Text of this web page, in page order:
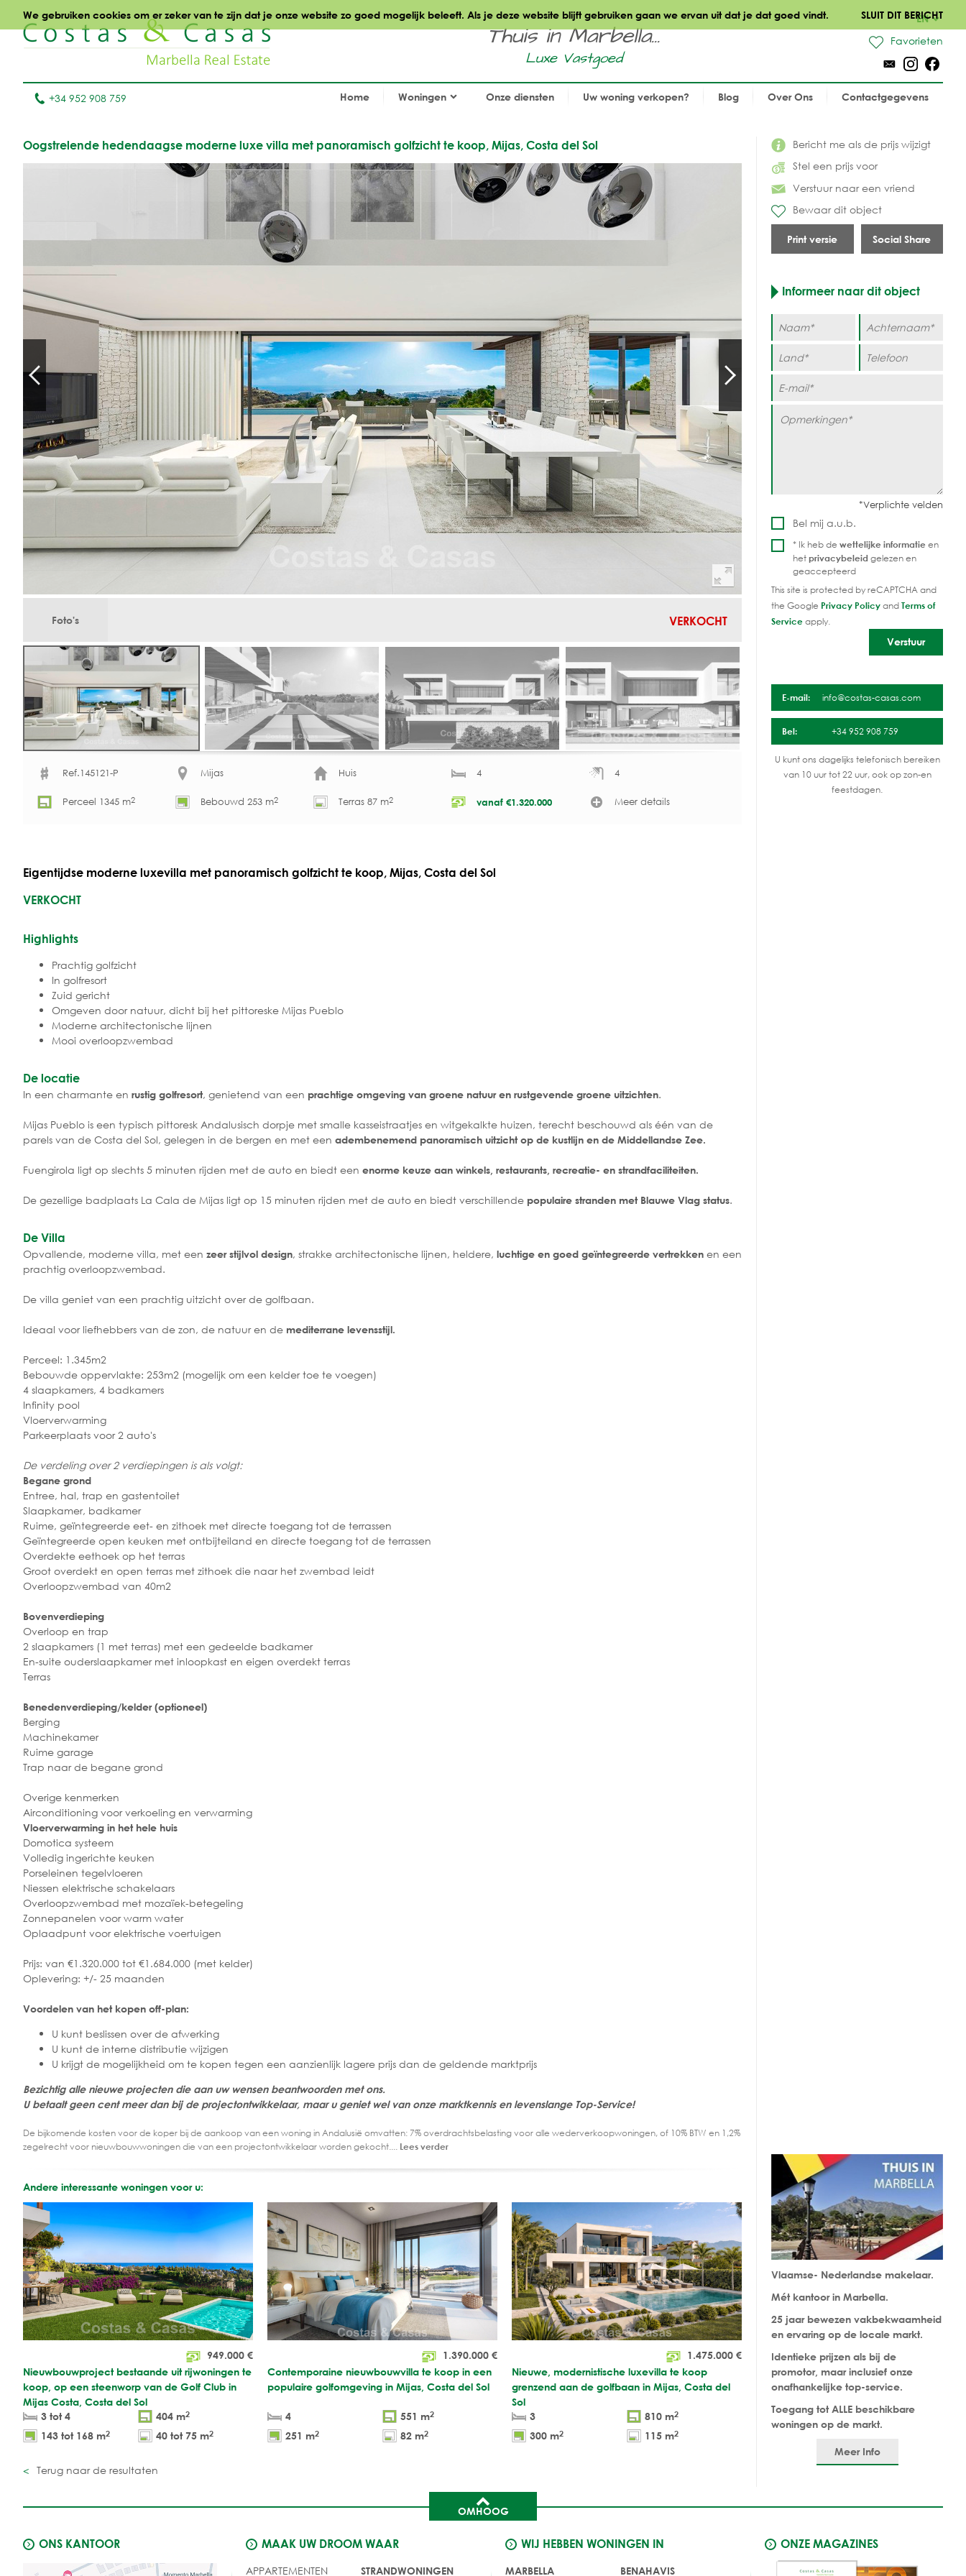
We gebruiken cookies om er zeker van te zijn dat je onze website zo goed mogelijk beleeft. Als je deze website blijft gebruiken gaan we ervan uit dat je dat goed vindt. SLUIT DIT BERICHT
Thuis in Marbella...
Luxe Vastgoed
EN
Favorieten
+34 952 908 759 Home Woningen Onze diensten Uw woning verkopen? Blog Over Ons Contactgegevens
Bericht me als de prijs wijzigt
Stel een prijs voor
Verstuur naar een vriend
Bewaar dit object
Print versie Social Share
Oogstrelende hedendaagse moderne luxe villa met panoramisch golfzicht te koop, Mijas, Costa del Sol
Foto's VERKOCHT
Ref.145121-P Mijas Huis 4 4
Perceel 1345 m2 Bebouwd 253 m2 Terras 87 m2 vanaf €1.320.000 Meer details
Eigentijdse moderne luxevilla met panoramisch golfzicht te koop, Mijas, Costa del Sol
VERKOCHT
Highlights
Prachtig golfzicht
In golfresort
Zuid gericht
Omgeven door natuur, dicht bij het pittoreske Mijas Pueblo
Moderne architectonische lijnen
Mooi overloopzwembad
De locatie
In een charmante en rustig golfresort, genietend van een prachtige omgeving van groene natuur en rustgevende groene uitzichten.
Mijas Pueblo is een typisch pittoresk Andalusisch dorpje met smalle kasseistraatjes en witgekalkte huizen, terecht beschouwd als één van de
parels van de Costa del Sol, gelegen in de bergen en met een adembenemend panoramisch uitzicht op de kustlijn en de Middellandse Zee.
Fuengirola ligt op slechts 5 minuten rijden met de auto en biedt een enorme keuze aan winkels, restaurants, recreatie- en strandfaciliteiten.
De gezellige badplaats La Cala de Mijas ligt op 15 minuten rijden met de auto en biedt verschillende populaire stranden met Blauwe Vlag status.
De Villa
Opvallende, moderne villa, met een zeer stijlvol design, strakke architectonische lijnen, heldere, luchtige en goed geïntegreerde vertrekken en een
prachtig overloopzwembad.
De villa geniet van een prachtig uitzicht over de golfbaan.
Ideaal voor liefhebbers van de zon, de natuur en de mediterrane levensstijl.
Perceel: 1.345m2
Bebouwde oppervlakte: 253m2 (mogelijk om een kelder toe te voegen)
4 slaapkamers, 4 badkamers
Infinity pool
Vloerverwarming
Parkeerplaats voor 2 auto's
De verdeling over 2 verdiepingen is als volgt:
Begane grond
Entree, hal, trap en gastentoilet
Slaapkamer, badkamer
Ruime, geïntegreerde eet- en zithoek met directe toegang tot de terrassen
Geïntegreerde open keuken met ontbijteiland en directe toegang tot de terrassen
Overdekte eethoek op het terras
Groot overdekt en open terras met zithoek die naar het zwembad leidt
Overloopzwembad van 40m2
Bovenverdieping
Overloop en trap
2 slaapkamers (1 met terras) met een gedeelde badkamer
En-suite ouderslaapkamer met inloopkast en eigen overdekt terras
Terras
Benedenverdieping/kelder (optioneel)
Berging
Machinekamer
Ruime garage
Trap naar de begane grond
Overige kenmerken
Airconditioning voor verkoeling en verwarming
Vloerverwarming in het hele huis
Domotica systeem
Volledig ingerichte keuken
Porseleinen tegelvloeren
Niessen elektrische schakelaars
Overloopzwembad met mozaïek-betegeling
Zonnepanelen voor warm water
Oplaadpunt voor elektrische voertuigen
Prijs: van €1.320.000 tot €1.684.000 (met kelder)
Oplevering: +/- 25 maanden
Voordelen van het kopen off-plan:
U kunt beslissen over de afwerking
U kunt de interne distributie wijzigen
U krijgt de mogelijkheid om te kopen tegen een aanzienlijk lagere prijs dan de geldende marktprijs
Bezichtig alle nieuwe projecten die aan uw wensen beantwoorden met ons.
U betaalt geen cent meer dan bij de projectontwikkelaar, maar u geniet wel van onze marktkennis en levenslange Top-Service!
De bijkomende kosten voor de koper bij de aankoop van een woning in Andalusië omvatten: 7% overdrachtsbelasting voor alle wederverkoopwoningen, of 10% BTW en 1,2%
zegelrecht voor nieuwbouwwoningen die van een projectontwikkelaar worden gekocht.... Lees verder
Informeer naar dit object
Bel mij a.u.b.
* Ik heb de wettelijke informatie en
hetprivacybeleid gelezen en
geaccepteerd
This site is protected by reCAPTCHA and
the Google Privacy PolicyandTerms of
Serviceapply.
E-mail: info@costas-casas.com
Bel: +34 952 908 759
U kunt ons dagelijks telefonisch bereiken
van 10 uur tot 22 uur, ook op zon-en
feestdagen.
Vlaamse- Nederlandse makelaar.
Mét kantoor in Marbella.
25 jaar bewezen vakbekwaamheid
en ervaring op de locale markt.
Identieke prijzen als bij de
promotor, maar inclusief onze
onafhankelijke top-service.
Toegang tot ALLE beschikbare
woningen op de markt.
Meer Info
Andere interessante woningen voor u:
949.000 €
Nieuwbouwproject bestaande uit rijwoningen te
koop, op een steenworp van de Golf Club in
Mijas Costa, Costa del Sol
3 tot 4
404 m2
143 tot 168 m2 40 tot 75 m2
1.390.000 €
Contemporaine nieuwbouwvilla te koop in een
populaire golfomgeving in Mijas, Costa del Sol
4 551 m2
251 m2 82 m2
1.475.000 €
Nieuwe, modernistische luxevilla te koop
grenzend aan de golfbaan in Mijas, Costa del
Sol
3
810 m2
300 m2 115 m2
Terug naar de resultaten
OMHOOG
ONS KANTOOR
MAAK UW DROOM WAAR
APPARTEMENTEN
STRANDWONINGEN
WIJ HEBBEN WONINGEN IN
MARBELLA BENAHAVIS
ONZE MAGAZINES